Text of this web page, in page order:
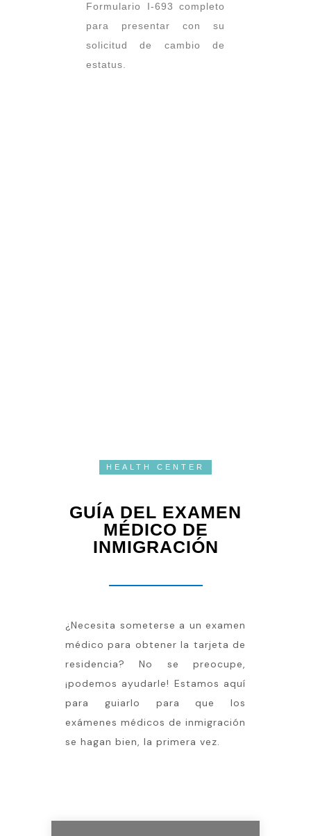
Formulario I-693 completo
para presentar con su
solicitud de cambio de
estatus.
HEALTH CENTER
GUÍA DEL EXAMEN
MÉDICO DE
INMIGRACIÓN
¿Necesita someterse a un examen
médico para obtener la tarjeta de
residencia? No se preocupe,
¡podemos ayudarle! Estamos aquí
para guiarlo para que los
exámenes médicos de inmigración
se hagan bien, la primera vez.